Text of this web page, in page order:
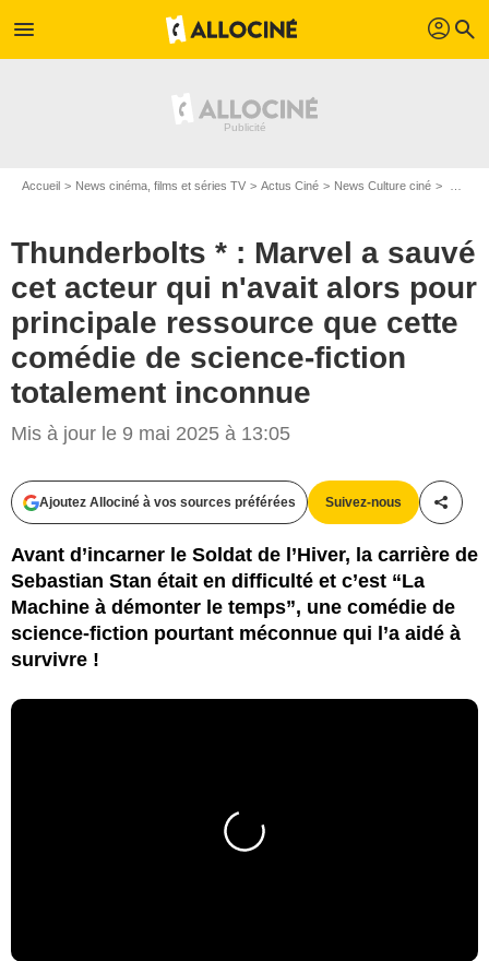
menu profil search
Accueil News cinéma, films et séries TV Actus Ciné News Culture ciné
Thunderbolts * : Marvel a sauvé
cet acteur qui n'avait alors pour
principale ressource que cette
comédie de science-fiction
totalement inconnue
Mis à jour le 9 mai 2025 à 13:05
Ajoutez Allociné à vos sources préférées Suivez-nous
Avant d’incarner le Soldat de l’Hiver, la carrière de
Sebastian Stan était en difficulté et c’est “La
Machine à démonter le temps”, une comédie de
science-fiction pourtant méconnue qui l’a aidé à
survivre !